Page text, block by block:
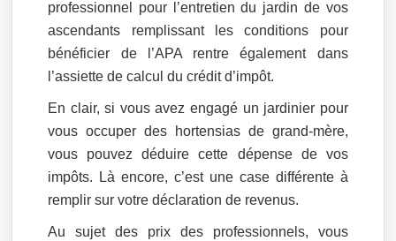
professionnel pour l’entretien du jardin de vos
ascendants remplissant les conditions pour
bénéficier de l’APA rentre également dans
l’assiette de calcul du crédit d’impôt.
En clair, si vous avez engagé un jardinier pour
vous occuper des hortensias de grand-mère,
vous pouvez déduire cette dépense de vos
impôts. Là encore, c’est une case différente à
remplir sur votre déclaration de revenus.
Au sujet des prix des professionnels, vous